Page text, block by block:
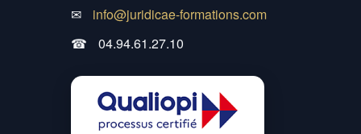
✉
info@juridicae-formations.com
☎
04.94.61.27.10